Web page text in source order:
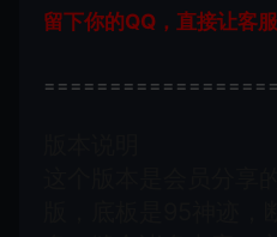
留下你的QQ，直接让客服